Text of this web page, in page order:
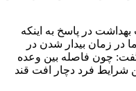
در پاسخ به اینکه
در زمان بیدار شدن در
چون فاصله بین وعده
شرایط فرد دچار افت قند